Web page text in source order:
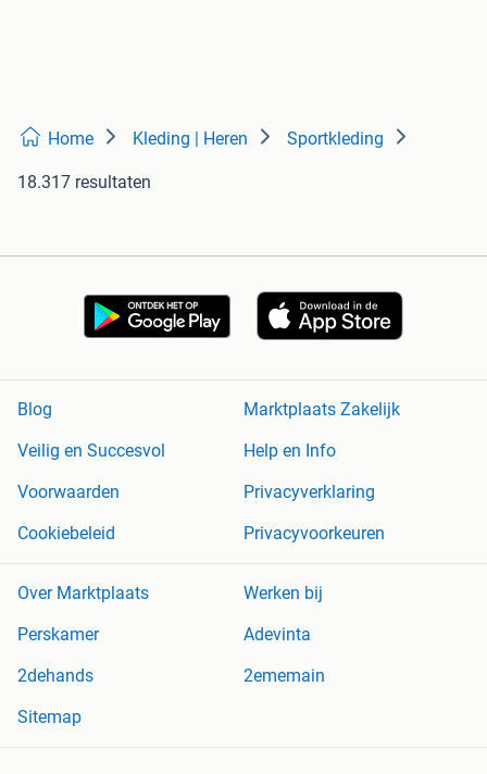
Home Kleding | Heren Sportkleding
18.317 resultaten
Blog
Marktplaats Zakelijk
Veilig en Succesvol
Help en Info
Voorwaarden
Privacyverklaring
Cookiebeleid
Privacyvoorkeuren
Over Marktplaats
Werken bij
Perskamer
Adevinta
2dehands
2ememain
Sitemap